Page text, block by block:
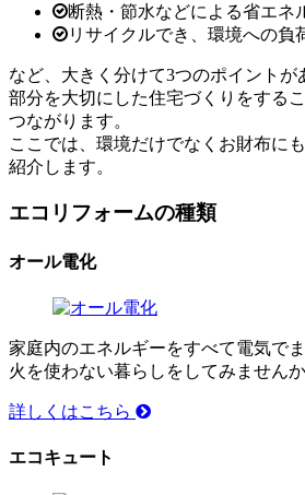
断熱・節水などによる省エネ
リサイクルでき、環境への負
など、大きく分けて3つのポイントが
部分を大切にした住宅づくりをする
つながります。
ここでは、環境だけでなくお財布に
紹介します。
エコリフォームの種類
オール電化
家庭内のエネルギーをすべて電気で
火を使わない暮らしをしてみませんか
詳しくはこちら
エコキュート